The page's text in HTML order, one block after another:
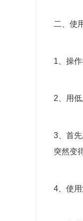
二、使
1、操
2、用
3、首
突然变
4、使